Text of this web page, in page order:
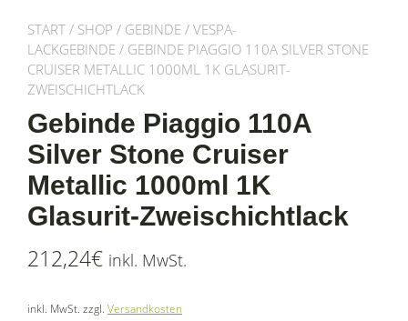
START / SHOP / GEBINDE / VESPA-
LACKGEBINDE / GEBINDE PIAGGIO 110A SILVER STONE
CRUISER METALLIC 1000ML 1K GLASURIT-
ZWEISCHICHTLACK
Gebinde Piaggio 110A
Silver Stone Cruiser
Metallic 1000ml 1K
Glasurit-Zweischichtlack
212,24€ inkl. MwSt.
inkl. MwSt. zzgl. Versandkosten